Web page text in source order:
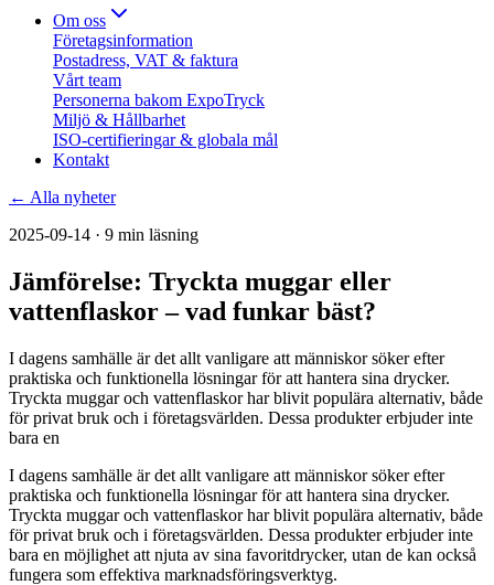
Om oss
Företagsinformation
Postadress, VAT & faktura
Vårt team
Personerna bakom ExpoTryck
Miljö & Hållbarhet
ISO-certifieringar & globala mål
Kontakt
← Alla nyheter
2025-09-14 · 9 min läsning
Jämförelse: Tryckta muggar eller
vattenflaskor – vad funkar bäst?
I dagens samhälle är det allt vanligare att människor söker efter
praktiska och funktionella lösningar för att hantera sina drycker.
Tryckta muggar och vattenflaskor har blivit populära alternativ, både
för privat bruk och i företagsvärlden. Dessa produkter erbjuder inte
bara en
I dagens samhälle är det allt vanligare att människor söker efter
praktiska och funktionella lösningar för att hantera sina drycker.
Tryckta muggar och vattenflaskor har blivit populära alternativ, både
för privat bruk och i företagsvärlden. Dessa produkter erbjuder inte
bara en möjlighet att njuta av sina favoritdrycker, utan de kan också
fungera som effektiva marknadsföringsverktyg.